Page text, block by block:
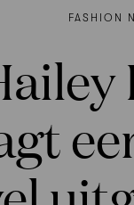
FASHION